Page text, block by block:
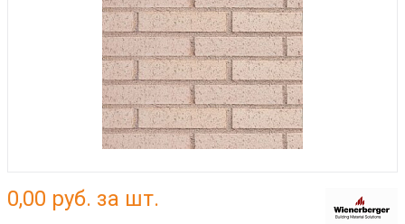
0,00 руб. за шт.